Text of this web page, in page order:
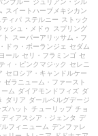
ンブルー ジュリアン・シル
スイートハーブメキシカン
ティパ ステルニー
ストック
ッシュ・メドゥ
スプリング
ト
スーパーアリッサム・フ
ドゥ・ボーランジェ
セダム
ール セリ・フラミンゴ セ
ィ・ピンクマジック
セレニ
セロシア・キャンドルケー
ゼラニューム・ファースト
ム ダイアモンドフィズ ダ
ダリア ダールベルグデージ
ハット チューリップ チョ
ディアスシア・ジェンタ
デ
ルフィニューム デンファレ